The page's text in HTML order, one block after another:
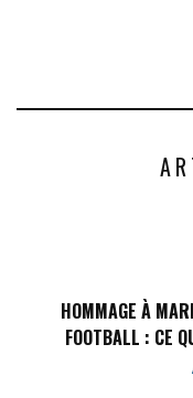
HOMMAGE À
FOOTBALL : CE